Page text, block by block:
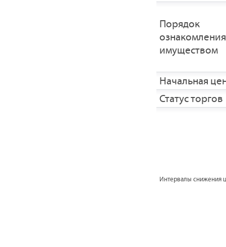
Порядок
имуществом
Начальная
Статус торгов
Интервалы снижения